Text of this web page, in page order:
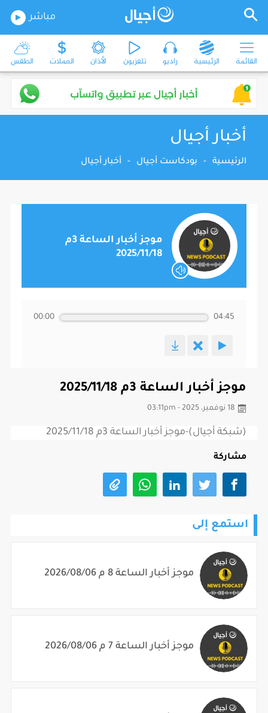
مباشر
القائمة الرئيسية راديو تلفزيون الأذان العملات الطقس
أخبار أجيال
الرئيسية - بودكاست أجيال - أخبار أجيال
موجز أخبار الساعة 3م
2025/11/18
00:00 04:45
موجز أخبار الساعة 3م 2025/11/18
18 نوفمبر، 2025 - 03:11pm
(شبكة أجيال)-موجز أخبار الساعة 3م 2025/11/18
مشاركة
استمع إلى
موجز أخبار الساعة 8 م 2026/08/06
موجز أخبار الساعة 7 م 2026/08/06